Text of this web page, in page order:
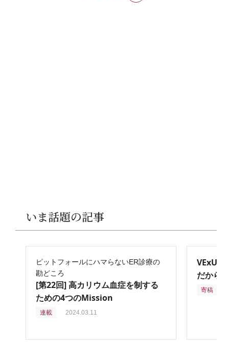
いま話題の記事
ピットフォールにハマらないER診療の
勘どころ
[第22回] 高カリウム血症を制する
ための4つのMission
連載 2024.03.11
VExUS
だから
寄稿